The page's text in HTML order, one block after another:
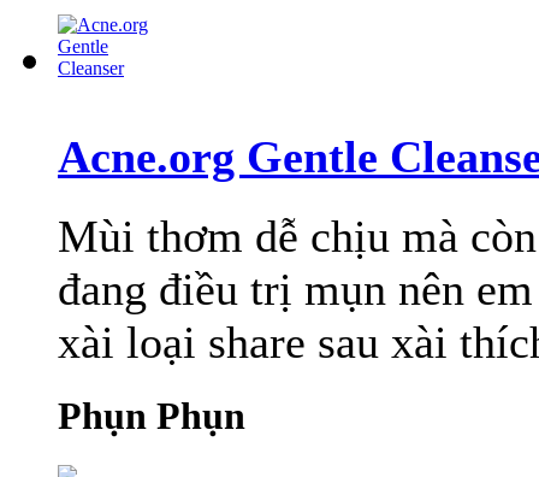
Acne.org Gentle
Mùi thơm dễ chịu mà
đang điều trị mụn nên
xài loại share sau xài
Phụn Phụn